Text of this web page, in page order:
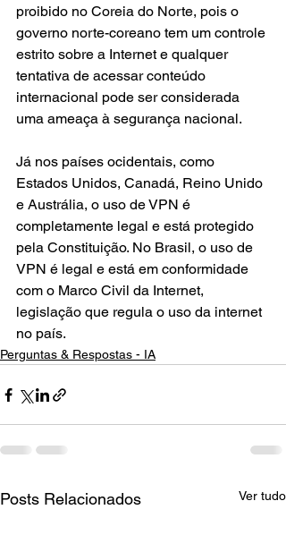
proibido no Coreia do Norte, pois o
governo norte-coreano tem um controle
estrito sobre a Internet e qualquer
tentativa de acessar conteúdo
internacional pode ser considerada
uma ameaça à segurança nacional.
Já nos países ocidentais, como
Estados Unidos, Canadá, Reino Unido
e Austrália, o uso de VPN é
completamente legal e está protegido
pela Constituição. No Brasil, o uso de
VPN é legal e está em conformidade
com o Marco Civil da Internet,
legislação que regula o uso da internet
no país.
Perguntas & Respostas - IA
Posts Relacionados Ver tudo